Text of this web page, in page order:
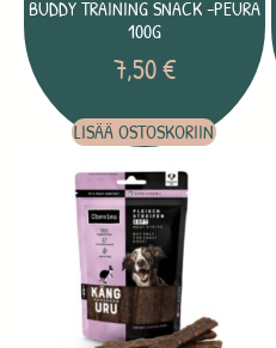
BUDDY TRAINING SNACK -PEURA
100G
7,50€
LISÄÄ OSTOSKORIIN